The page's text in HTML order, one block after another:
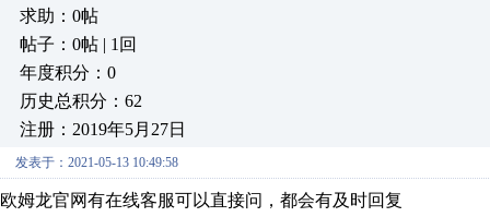
求助：0帖
帖子：0帖 | 1回
年度积分：0
历史总积分：62
注册：2019年5月27日
发表于：2021-05-13 10:49:58
欧姆龙官网有在线客服可以直接问，都会有及时回复